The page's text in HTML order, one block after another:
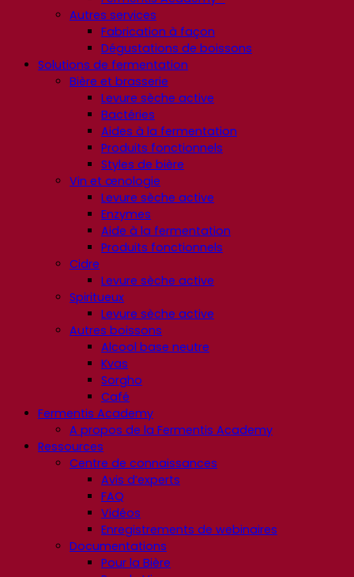
Autres services
Fabrication à façon
Dégustations de boissons
Solutions de fermentation
Bière et brasserie
Levure sèche active
Bactéries
Aides à la fermentation
Produits fonctionnels
Styles de bière
Vin et œnologie
Levure sèche active
Enzymes
Aide à la fermentation
Produits fonctionnels
Cidre
Levure sèche active
Spiritueux
Levure sèche active
Autres boissons
Alcool base neutre
Kvas
Sorgho
Café
Fermentis Academy
A propos de la Fermentis Academy
Ressources
Centre de connaissances
Avis d’experts
FAQ
Vidéos
Enregistrements de webinaires
Documentations
Pour la Bière